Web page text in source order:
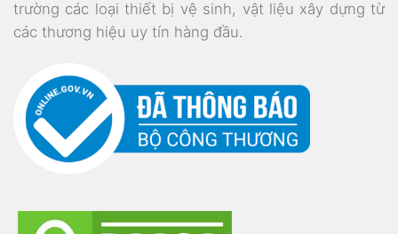
trường các loại thiết bị vệ sinh, vật liệu xây dựng từ
các thương hiệu uy tín hàng đầu.